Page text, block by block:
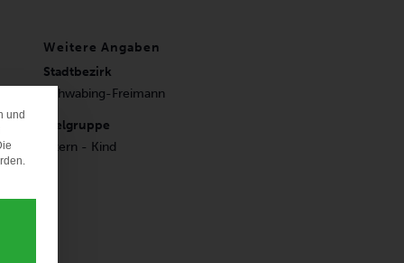
Weitere Angaben
Stadtbezirk
Schwabing-Freimann
Zielgruppe
Eltern - Kind
und